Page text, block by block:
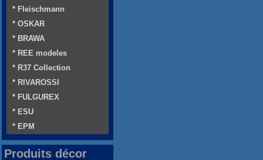
* Fleischmann
* OSKAR
* BRAWA
* REE modeles
* R37 Collection
* RIVAROSSI
* FULGUREX
* ESU
* EPM
Produits décor